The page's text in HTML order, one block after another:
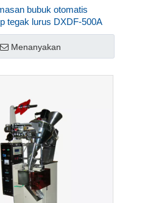
bubuk otomatis
tegak lurus DXDF-500A
Menanyakan